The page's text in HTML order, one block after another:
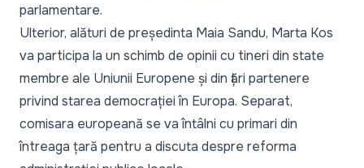
parlamentare.
Ulterior, alături de președinta Maia Sandu, Marta Kos
va participa la un schimb de opinii cu tineri din state
membre ale Uniunii Europene și din țări partenere
privind starea democrației în Europa. Separat,
comisara europeană se va întâlni cu primari din
întreaga țară pentru a discuta despre reforma